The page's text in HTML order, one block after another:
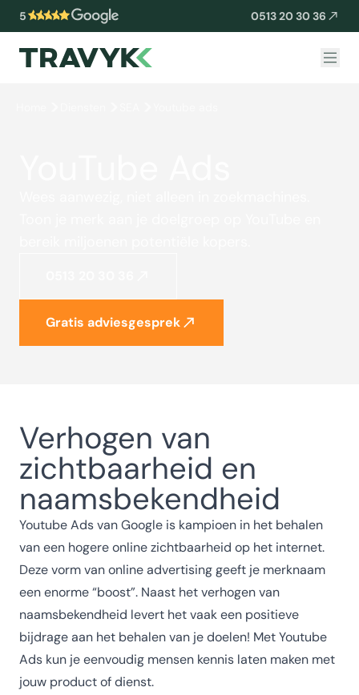
5 0513 20 30 36
Gratis adviesgesprek
Verhogen van
zichtbaarheid en
naamsbekendheid
Youtube Ads van Google is kampioen in het behalen
van een hogere online zichtbaarheid op het internet.
Deze vorm van online advertising geeft je merknaam
een enorme “boost”. Naast het verhogen van
naamsbekendheid levert het vaak een positieve
bijdrage aan het behalen van je doelen! Met Youtube
Ads kun je eenvoudig mensen kennis laten maken met
jouw product of dienst.